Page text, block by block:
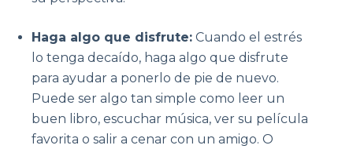
Haga algo que disfrute: Cuando el estrés
lo tenga decaído, haga algo que disfrute
para ayudar a ponerlo de pie de nuevo.
Puede ser algo tan simple como leer un
buen libro, escuchar música, ver su película
favorita o salir a cenar con un amigo. O